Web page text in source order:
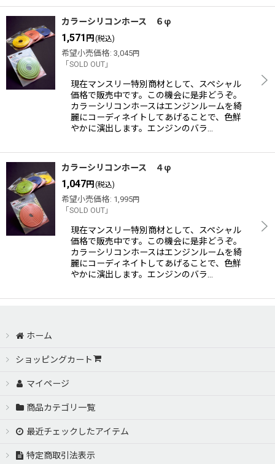
カラーシリコンホース ６φ
1,571 円 (税込)
希望小売価格: 3,045円
「SOLD OUT」
現在マンスリー特別商材として、スペシャル
価格で販売中です。この機会に是非どうぞ。
カラーシリコンホースはエンジンルームを綺
麗にコーディネイトしてあげることで、色鮮
やかに演出します。エンジンのバラ…
カラーシリコンホース ４φ
1,047円 (税込)
希望小売価格: 1,995円
「SOLD OUT」
現在マンスリー特別商材として、スペシャル
価格で販売中です。この機会に是非どうぞ。
カラーシリコンホースはエンジンルームを綺
麗にコーディネイトしてあげることで、色鮮
やかに演出します。エンジンのバラ…
ホーム
ショッピングカート
マイページ
商品カテゴリ一覧
最近チェックしたアイテム
特定商取引法表示